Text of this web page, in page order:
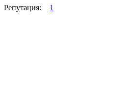
Репутация: 1